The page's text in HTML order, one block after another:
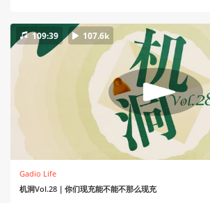
109:39 107.6k
Gadio Life
机洞Vol.28｜你们现充能不能不那么现充